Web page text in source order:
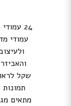
עמודי
שקל